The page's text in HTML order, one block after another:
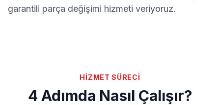
garantili parça değişimi hizmeti veriyoruz.
HİZMET SÜRECİ
4 Adımda Nasıl Çalışır?